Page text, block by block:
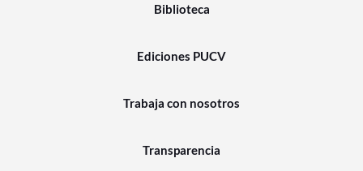
Biblioteca
Ediciones PUCV
Trabaja con nosotros
Transparencia